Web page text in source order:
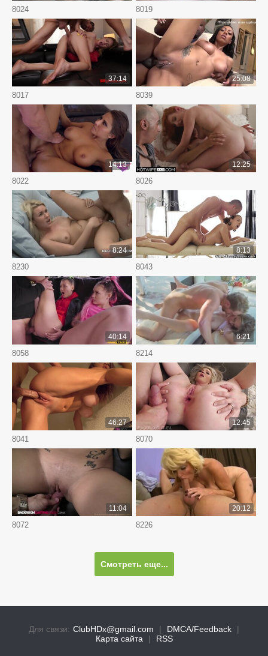
8024 8019
8017
37:14
8039
25:08
8022
14:13
8026
12:25
8230
8:24
8043
8:13
8058
40:14
8214
6:21
8041
46:27
8070
12:45
8072
11:04
8226
20:12
Смотреть еще...
Для связи: ClubHDx@gmail.com | DMCA/Feedback
|
Карта сайта
| RSS